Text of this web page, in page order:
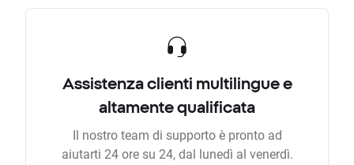
Assistenza clienti multilingue e
altamente qualificata
Il nostro team di supporto è pronto ad
aiutarti 24 ore su 24, dal lunedì al venerdì.